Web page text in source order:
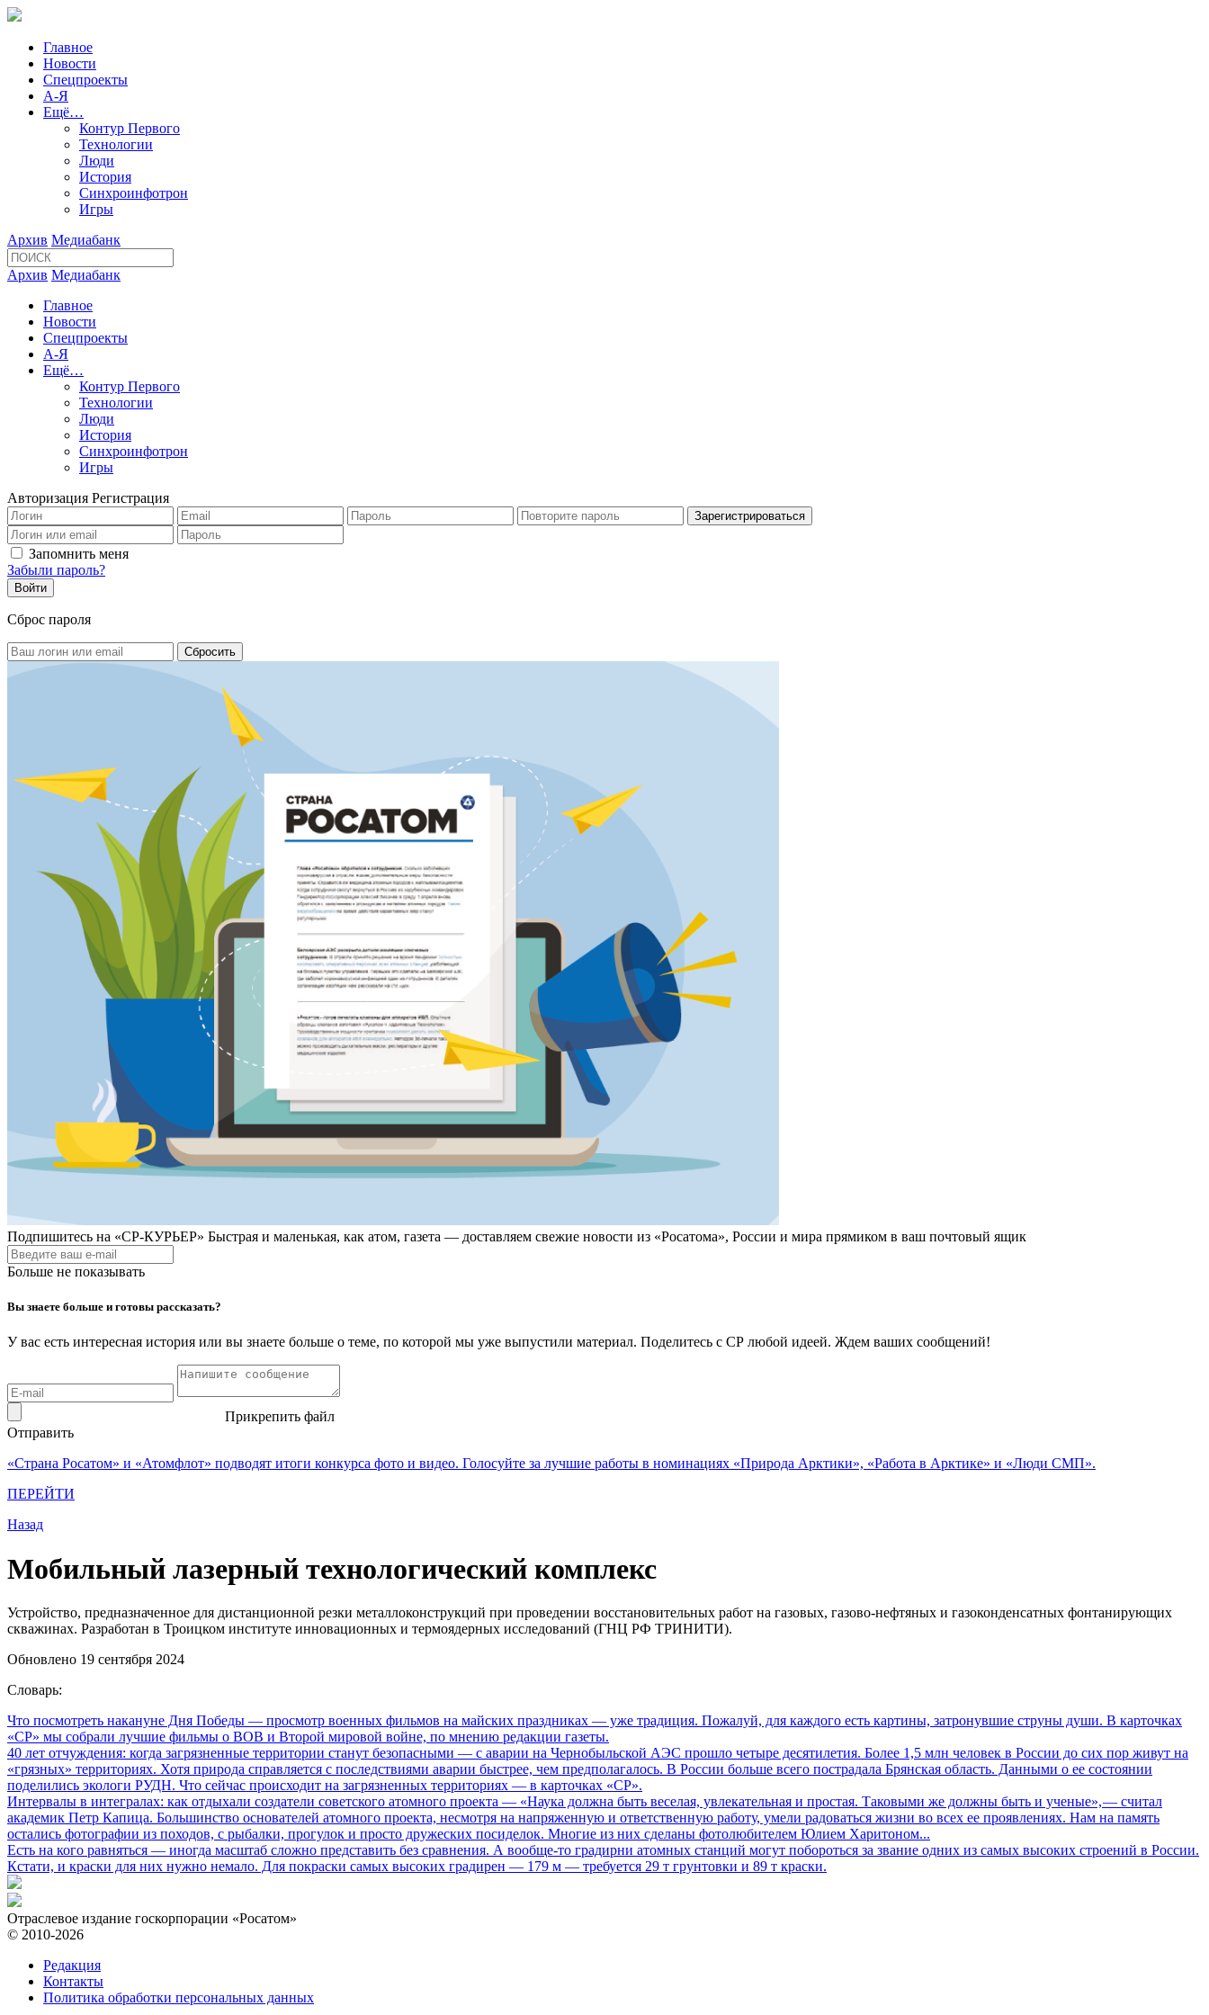
Главное
Новости
Спецпроекты
А-Я
Ещё…
Контур Первого
Технологии
Люди
История
Синхроинфотрон
Игры
Архив Медиабанк
Архив Медиабанк
Главное
Новости
Спецпроекты
А-Я
Ещё…
Контур Первого
Технологии
Люди
История
Синхроинфотрон
Игры
Авторизация Регистрация
Запомнить меня
Забыли пароль?
Сброс пароля
Подпишитесь на «СР-КУРЬЕР» Быстрая и маленькая, как атом, газета — доставляем свежие новости из «Росатома», России и мира прямиком в ваш почтовый ящик
Больше не показывать
Вы знаете больше и готовы рассказать?
У вас есть интересная история или вы знаете больше о теме, по которой мы уже выпустили материал. Поделитесь с СР любой идеей. Ждем ваших сообщений!
Прикрепить файл
Отправить
«Страна Росатом» и «Атомфлот» подводят итоги конкурса фото и видео. Голосуйте за лучшие работы в номинациях «Природа Арктики», «Работа в Арктике» и «Люди СМП».
ПЕРЕЙТИ
Назад
Мобильный лазерный технологический комплекс
Устройство, предназначенное для дистанционной резки металлоконструкций при проведении восстановительных работ на газовых, газово-нефтяных и газоконденсатных фонтанирующих
скважинах. Разработан в Троицком институте инновационных и термоядерных исследований (ГНЦ РФ ТРИНИТИ).
Обновлено 19 сентября 2024
Словарь:
Что посмотреть накануне Дня Победы — просмотр военных фильмов на майских праздниках — уже традиция. Пожалуй, для каждого есть картины, затронувшие струны души. В карточках
«СР» мы собрали лучшие фильмы о ВОВ и Второй мировой войне, по мнению редакции газеты.
40 лет отчуждения: когда загрязненные территории станут безопасными — с аварии на Чернобыльской АЭС прошло четыре десятилетия. Более 1,5 млн человек в России до сих пор живут на
«грязных» территориях. Хотя природа справляется с последствиями аварии быстрее, чем предполагалось. В России больше всего пострадала Брянская область. Данными о ее состоянии
поделились экологи РУДН. Что сейчас происходит на загрязненных территориях — в карточках «СР».
Интервалы в интегралах: как отдыхали создатели советского атомного проекта — «Наука должна быть веселая, увлекательная и простая. Таковыми же должны быть и ученые», — считал
академик Петр Капица. Большинство основателей атомного проекта, несмотря на напряженную и ответственную работу, умели радоваться жизни во всех ее проявлениях. Нам на память
остались фотографии из походов, с рыбалки, прогулок и просто дружеских посиделок. Многие из них сделаны фотолюбителем Юлием Харитоном...
Есть на кого равняться — иногда масштаб сложно представить без сравнения. А вообще-то градирни атомных станций могут побороться за звание одних из самых высоких строений в России.
Кстати, и краски для них нужно немало. Для покраски самых высоких градирен — 179 м — требуется 29 т грунтовки и 89 т краски.
Отраслевое издание госкорпорации «Росатом»
© 2010-2026
Редакция
Контакты
Политика обработки персональных данных